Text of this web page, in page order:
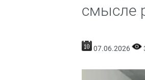
смысле
07.06.2026